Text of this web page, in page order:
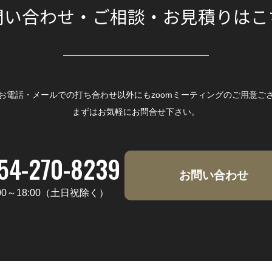
合わせ・ご相談・お見積りはこ
電話・メールでの打ち合わせ以外にもzoomミーティングのご用意ござ
まずはお気軽にお問合せ下さい。
270-8239
～18:00（土日祝除く）
お問い合わせ